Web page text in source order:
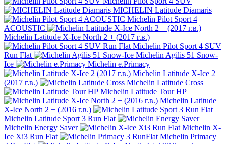
MICHELIN Latitude Diamaris
Michelin Pilot Sport 4
ACOUSTIC
Michelin Latitude X-Ice North 2 + (2017 г.в.)
Michelin Pilot Sport 4 SUV
Run Flat
Michelin Agilis 51 Snow-
Ice
Michelin e.Primacy
Michelin Latitude X-Ice 2
(2017 г.в.)
Michelin Latitude Cross
Michelin Latitude Tour HP
Michelin Latitude
X-Ice North 2 + (2016 г.в.)
Michelin Latitude Sport 3 Run Flat
Michelin Energy Saver
Michelin X-
Ice Xi3 Run Flat
Michelin Primacy